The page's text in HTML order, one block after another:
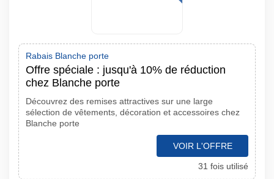
Rabais Blanche porte
Offre spéciale : jusqu'à 10% de réduction
chez Blanche porte
Découvrez des remises attractives sur une large
sélection de vêtements, décoration et accessoires chez
Blanche porte
VOIR L'OFFRE
31 fois utilisé